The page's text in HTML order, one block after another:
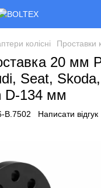
колісні Проставки
20 мм
Seat, Skoda,
D-134 мм
B.7502 Написати відгук